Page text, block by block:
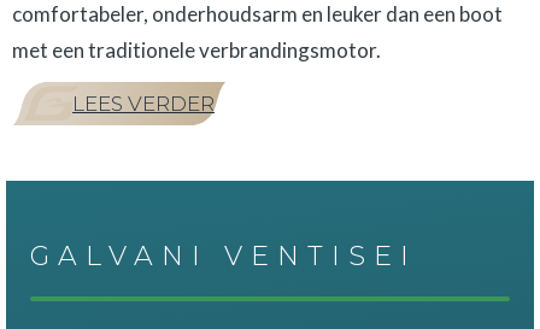
comfortabeler, onderhoudsarm en leuker dan een boot
met een traditionele verbrandingsmotor.
LEES VERDER
GALVANI VENTISEI